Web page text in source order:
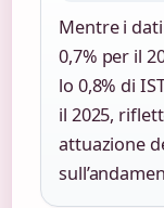
Mentre i
0,7% per il
lo 0,8% di
il 2025,
attuazione